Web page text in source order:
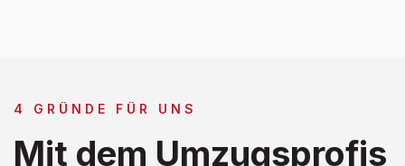
4 GRÜNDE FÜR UNS
Mit dem Umzugsprofis